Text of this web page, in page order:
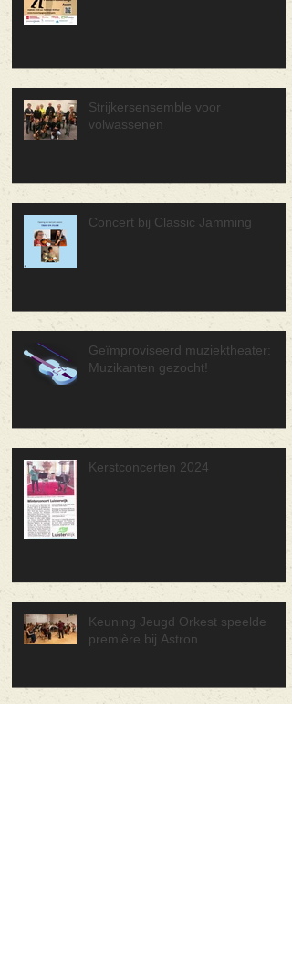
Strijkersensemble voor
volwassenen
Concert bij Classic Jamming
Geïmproviseerd muziektheater:
Muzikanten gezocht!
Kerstconcerten 2024
Keuning Jeugd Orkest speelde
première bij Astron